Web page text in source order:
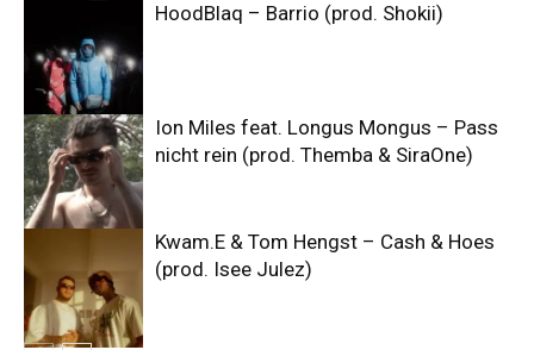
HoodBlaq – Barrio (prod. Shokii)
Ion Miles feat. Longus Mongus – Pass
nicht rein (prod. Themba & SiraOne)
Kwam.E & Tom Hengst – Cash & Hoes
(prod. Isee Julez)